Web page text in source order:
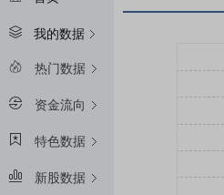
我的数据
热门数据
资金流向
特色数据
新股数据